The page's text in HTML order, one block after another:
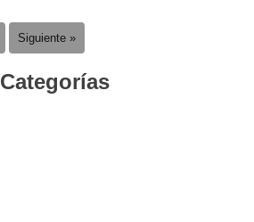
Siguiente »
Categorías